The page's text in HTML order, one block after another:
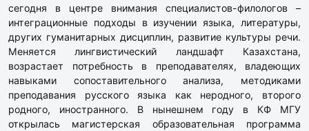
сегодня в центре внимания специалистов-филологов –
интеграционные подходы в изучении языка, литературы,
других гуманитарных дисциплин, развитие культуры речи.
Меняется лингвистический ландшафт Казахстана,
возрастает потребность в преподавателях, владеющих
навыками сопоставительного анализа, методиками
преподавания русского языка как неродного, второго
родного, иностранного. В нынешнем году в КФ МГУ
открылась магистерская образовательная программа